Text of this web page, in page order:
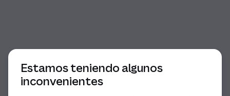
Estamos teniendo algunos
inconvenientes